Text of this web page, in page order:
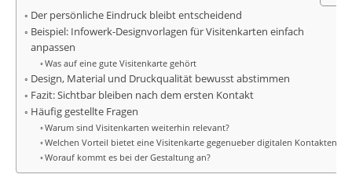
Der persönliche Eindruck bleibt entscheidend
Beispiel: Infowerk-Designvorlagen für Visitenkarten einfach
anpassen
Was auf eine gute Visitenkarte gehört
Design, Material und Druckqualität bewusst abstimmen
Fazit: Sichtbar bleiben nach dem ersten Kontakt
Häufig gestellte Fragen
Warum sind Visitenkarten weiterhin relevant?
Welchen Vorteil bietet eine Visitenkarte gegenueber digitalen Kontakten?
Worauf kommt es bei der Gestaltung an?